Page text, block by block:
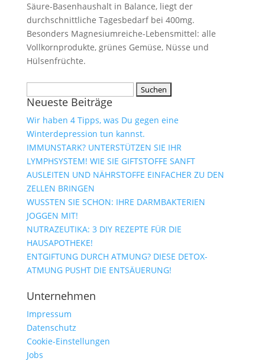
Säure-Basenhaushalt in Balance, liegt der
durchschnittliche Tagesbedarf bei 400mg.
Besonders Magnesiumreiche-Lebensmittel: alle
Vollkornprodukte, grünes Gemüse, Nüsse und
Hülsenfrüchte.
nach:
Neueste Beiträge
Wir haben 4 Tipps, was Du gegen eine
Winterdepression tun kannst.
IMMUNSTARK? UNTERSTÜTZEN SIE IHR
LYMPHSYSTEM! WIE SIE GIFTSTOFFE SANFT
AUSLEITEN UND NÄHRSTOFFE EINFACHER ZU DEN
ZELLEN BRINGEN
WUSSTEN SIE SCHON: IHRE DARMBAKTERIEN
JOGGEN MIT!
NUTRAZEUTIKA: 3 DIY REZEPTE FÜR DIE
HAUSAPOTHEKE!
ENTGIFTUNG DURCH ATMUNG? DIESE DETOX-
ATMUNG PUSHT DIE ENTSÄUERUNG!
Unternehmen
Impressum
Datenschutz
Cookie-Einstellungen
Jobs